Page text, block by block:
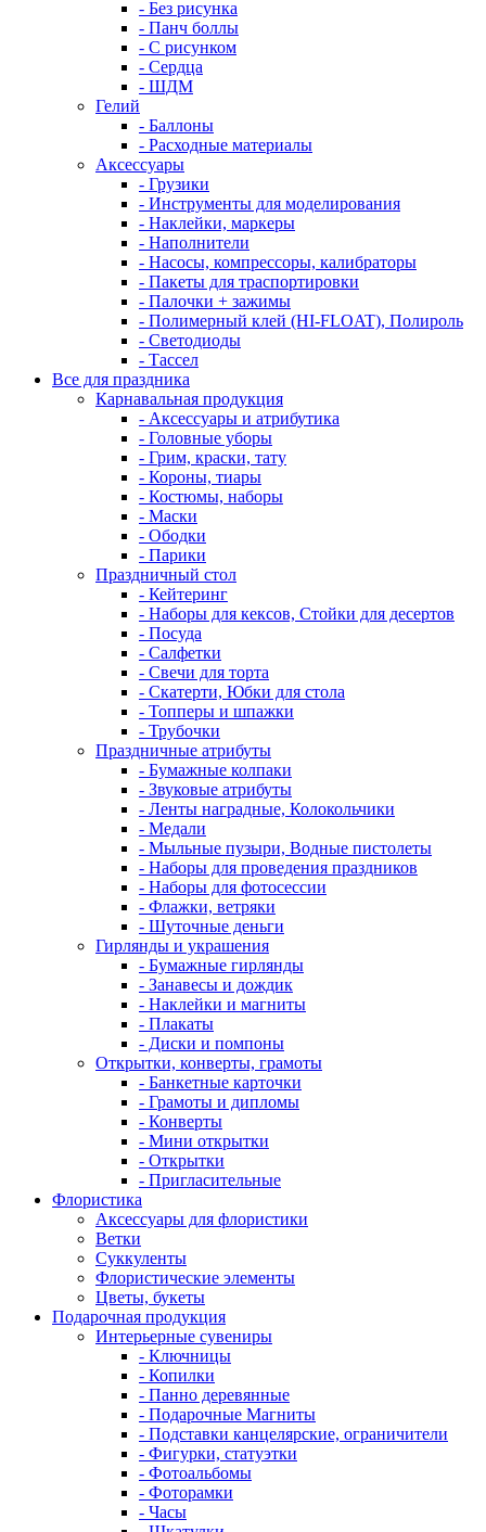
- Без рисунка
- Панч боллы
- С рисунком
- Сердца
- ШДМ
Гелий
- Баллоны
- Расходные материалы
Аксессуары
- Грузики
- Инструменты для моделирования
- Наклейки, маркеры
- Наполнители
- Насосы, компрессоры, калибраторы
- Пакеты для траспортировки
- Палочки + зажимы
- Полимерный клей (HI-FLOAT), Полироль
- Светодиоды
- Тассел
Все для праздника
Карнавальная продукция
- Аксессуары и атрибутика
- Головные уборы
- Грим, краски, тату
- Короны, тиары
- Костюмы, наборы
- Маски
- Ободки
- Парики
Праздничный стол
- Кейтеринг
- Наборы для кексов, Стойки для десертов
- Посуда
- Салфетки
- Свечи для торта
- Скатерти, Юбки для стола
- Топперы и шпажки
- Трубочки
Праздничные атрибуты
- Бумажные колпаки
- Звуковые атрибуты
- Ленты наградные, Колокольчики
- Медали
- Мыльные пузыри, Водные пистолеты
- Наборы для проведения праздников
- Наборы для фотосессии
- Флажки, ветряки
- Шуточные деньги
Гирлянды и украшения
- Бумажные гирлянды
- Занавесы и дождик
- Наклейки и магниты
- Плакаты
- Диски и помпоны
Открытки, конверты, грамоты
- Банкетные карточки
- Грамоты и дипломы
- Конверты
- Мини открытки
- Открытки
- Пригласительные
Флористика
Аксессуары для флористики
Ветки
Суккуленты
Флористические элементы
Цветы, букеты
Подарочная продукция
Интерьерные сувениры
- Ключницы
- Копилки
- Панно деревянные
- Подарочные Магниты
- Подставки канцелярские, ограничители
- Фигурки, статуэтки
- Фотоальбомы
- Фоторамки
- Часы